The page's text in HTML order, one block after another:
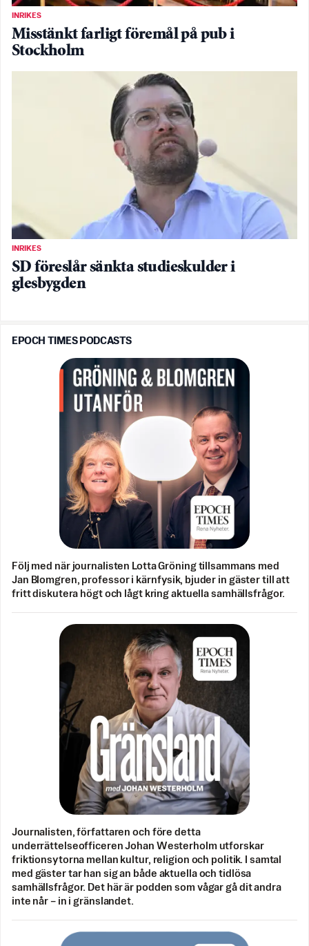
INRIKES
Misstänkt farligt föremål på pub i
Stockholm
INRIKES
SD föreslår sänkta studieskulder i
glesbygden
EPOCH TIMES PODCASTS
Följ med när journalisten Lotta Gröning tillsammans med
Jan Blomgren, professor i kärnfysik, bjuder in gäster till att
fritt diskutera högt och lågt kring aktuella samhällsfrågor.
Journalisten, författaren och före detta
underrättelseofficeren Johan Westerholm utforskar
friktionsytorna mellan kultur, religion och politik. I samtal
med gäster tar han sig an både aktuella och tidlösa
samhällsfrågor. Det här är podden som vågar gå dit andra
inte når – in i gränslandet.